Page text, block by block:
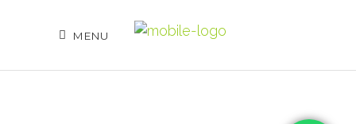
MENU